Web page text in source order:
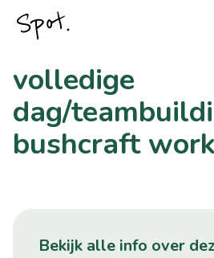
volledige
dag/
bushcraft
bekijk alle info over deze privé